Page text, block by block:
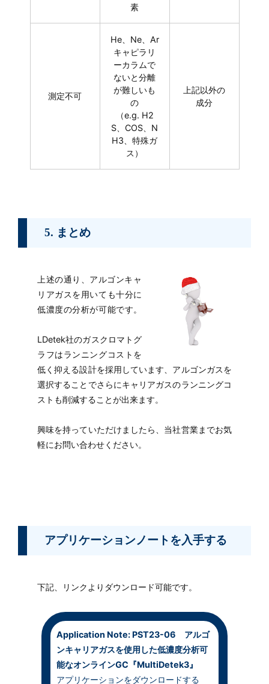
素
測定不可
He、Ne、Ar
キャピラリ
ーカラムで
ないと分離
が難しいも
の
（e.g. H2
S、COS、N
H3、特殊ガ
ス）
上記以外の
成分
5. まとめ
上述の通り、アルゴンキャ
リアガスを用いても十分に
低濃度の分析が可能です。
LDetek社のガスクロマトグ
ラフはランニングコストを
低く抑える設計を採用しています、アルゴンガスを
選択することでさらにキャリアガスのランニングコ
ストも削減することが出来ます。
興味を持っていただけましたら、当社営業までお気
軽にお問い合わせください。
アプリケーションノートを入手する
下記、リンクよりダウンロード可能です。
Application Note: PST23-06 アルゴ
ンキャリアガスを使用した低濃度分析可
能なオンラインGC『MultiDetek3』
アプリケーションをダウンロードする